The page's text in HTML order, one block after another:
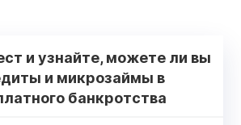
и узнайте, можете ли вы
и микрозаймы в
банкротства